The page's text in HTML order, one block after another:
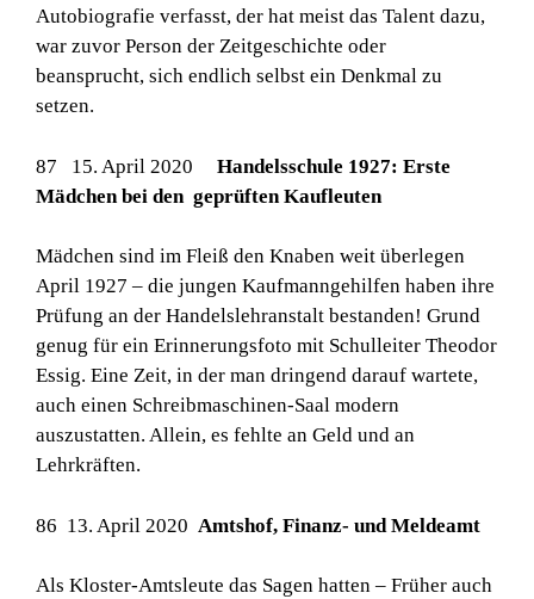
Autobiografie verfasst, der hat meist das Talent dazu,
war zuvor Person der Zeitgeschichte oder
beansprucht, sich endlich selbst ein Denkmal zu
setzen.
87 15. April 2020 Handelsschule 1927: Erste
Mädchen bei den geprüften Kaufleuten
Mädchen sind im Fleiß den Knaben weit überlegen
April 1927 – die jungen Kaufmanngehilfen haben ihre
Prüfung an der Handelslehranstalt bestanden! Grund
genug für ein Erinnerungsfoto mit Schulleiter Theodor
Essig. Eine Zeit, in der man dringend darauf wartete,
auch einen Schreibmaschinen-Saal modern
auszustatten. Allein, es fehlte an Geld und an
Lehrkräften.
86 13. April 2020 Amtshof, Finanz- und Meldeamt
Als Kloster-Amtsleute das Sagen hatten – Früher auch